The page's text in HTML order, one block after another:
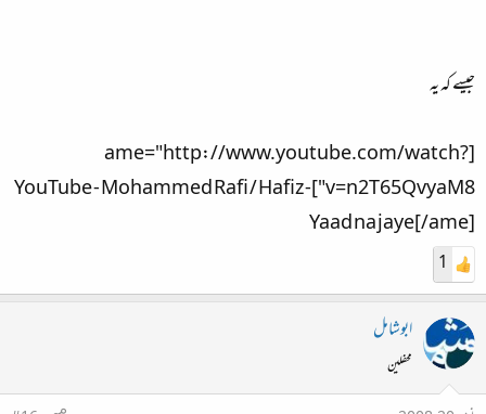
جیسے کہ یہ
[ame="http://www.youtube.com/watch?
v=n2T65QvyaM8"]YouTube - Mohammed Rafi / Hafiz -
Yaad na jaye[/ame]
1
ابوشامل
محفلین